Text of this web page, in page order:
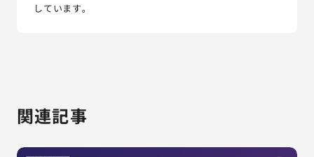
しています。
関連記事